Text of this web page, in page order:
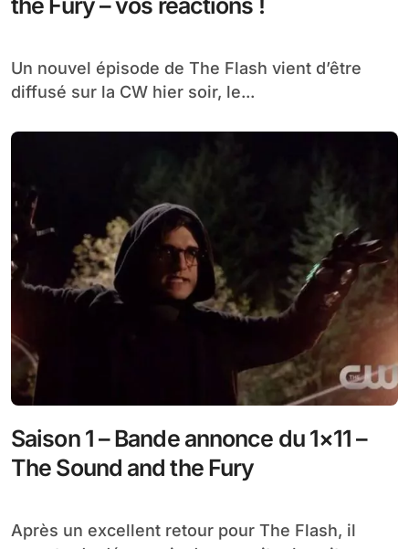
the Fury – vos réactions !
Un nouvel épisode de The Flash vient d’être
diffusé sur la CW hier soir, le...
Saison 1 – Bande annonce du 1×11 –
The Sound and the Fury
Après un excellent retour pour The Flash, il